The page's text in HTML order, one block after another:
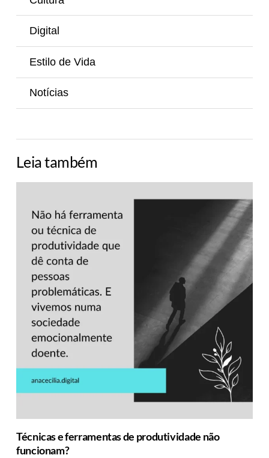
Digital
Estilo de Vida
Notícias
Leia também
Técnicas e ferramentas de produtividade não
funcionam?